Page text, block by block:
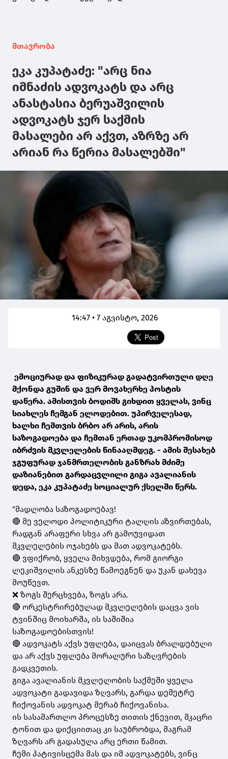
მთავრობა
ეკა კუპატაძე: "არც ნია
იმნაძის ადვოკატს და არც
ანასტასია ბერუაშვილის
ადვოკატს ჯერ საქმის
მასალები არ აქვთ, აზრზე არ
არიან რა წერია მასალებში"
14:47 • 7 აგვისტო, 2026
ემოციურად და ფიზიკურად გადატვირთული დღე
მქონდა გუშინ და ვერ მოვახერხე პოსტის
დაწერა. ამისთვის ბოდიშს გიხდით ყველას, ვინც
სიახლეს ჩემგან ელოდებით. უპირველესად,
ხალხი ჩემთვის ბრბო არ არის, არის
საზოგადოება და ჩემთან ერთად უკომპრომისოდ
იბრძვის მკვლელების წინააღმდეგ. - ამის შესახებ
ჯგუფურად ჯანმრთელობის განზრახ მძიმე
დაზიანებით გარდაცვლილი გიგა ავალიანის
დედა, ეკა კუპატაძე სოციალურ ქსელში წერს.
"მადლობა საზოგადოებავ!
🔴 მე ველოდი პოლიტიკური ტალღის აზვირთებას,
რადგან არაფერი სხვა არ გამოუვიდათ
მკვლელების ოჯახებს და მათ ადვოკატებს.
🔴 ვფიქრობ, ყველა მიხვდება, რომ გიორგი
ლეკიშვილის ანკესზე წამოეგნენ და უკან დახევა
მოუწევთ.
❌ ზოგს შერცხვება, ზოგს არა.
🔴 ორკესტრირებულად მკვლელების დაცვა ვის
ტვინშიც მოიხარშა, ის საშიშია
საზოგადოებისთვის!
🔴 ადვოკატს აქვს უფლება, დაიცვას ბრალდებული
და არ აქვს უფლება მორალური საზღვრების
გადკვეთის.
გიგა ავალიანის მკვლელობის საქმეში ყველა
ადვოკატი გადავიდა ზღვარს, გარდა დემეტრე
ჩიქოვანის ადვოკატ მერაბ ჩიქოვანისა.
ის სასამართლო პროცესზე თითის ქნევით, მკაცრი
ტონით და დიქციითაც კი საუბრობდა, მაგრამ
ზღვარს არ გადასულა არც ერთი წამით.
ჩემი პატივისცემა მას და იმ ადვოკატებს, ვინც